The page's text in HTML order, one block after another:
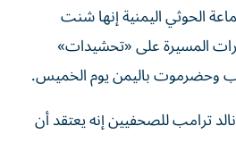
الحوثي ​اليمنية إنها شنت
المسيرة على «تحشيدات»
وحضرموت باليمن يوم الخميس.
ترامب للصحفيين إنه يعتقد أن